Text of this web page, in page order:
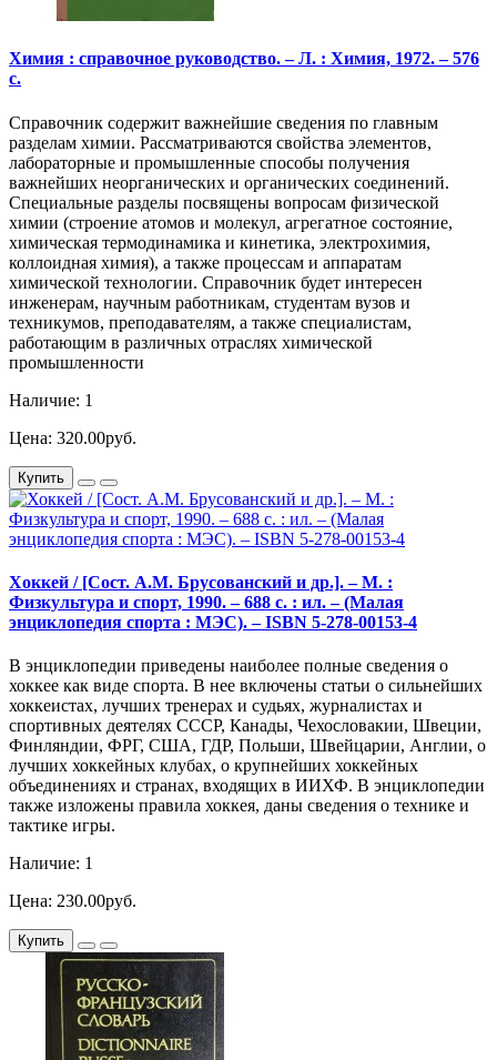
Химия : справочное руководство. – Л. : Химия, 1972. – 576
с.
Справочник содержит важнейшие сведения по главным
разделам химии. Рассматриваются свойства элементов,
лабораторные и промышленные способы получения
важнейших неорганических и органических соединений.
Специальные разделы посвящены вопросам физической
химии (строение атомов и молекул, агрегатное состояние,
химическая термодинамика и кинетика, электрохимия,
коллоидная химия), а также процессам и аппаратам
химической технологии. Справочник будет интересен
инженерам, научным работникам, студентам вузов и
техникумов, преподавателям, а также специалистам,
работающим в различных отраслях химической
промышленности
Наличие: 1
Цена: 320.00руб.
Купить
Хоккей / [Сост. А.М. Брусованский и др.]. – М. :
Физкультура и спорт, 1990. – 688 с. : ил. – (Малая
энциклопедия спорта : МЭС). – ISBN 5-278-00153-4
В энциклопедии приведены наиболее полные сведения о
хоккее как виде спорта. В нее включены статьи о сильнейших
хоккеистах, лучших тренерах и судьях, журналистах и
спортивных деятелях СССР, Канады, Чехословакии, Швеции,
Финляндии, ФРГ, США, ГДР, Польши, Швейцарии, Англии, о
лучших хоккейных клубах, о крупнейших хоккейных
объединениях и странах, входящих в ИИХФ. В энциклопедии
также изложены правила хоккея, даны сведения о технике и
тактике игры.
Наличие: 1
Цена: 230.00руб.
Купить